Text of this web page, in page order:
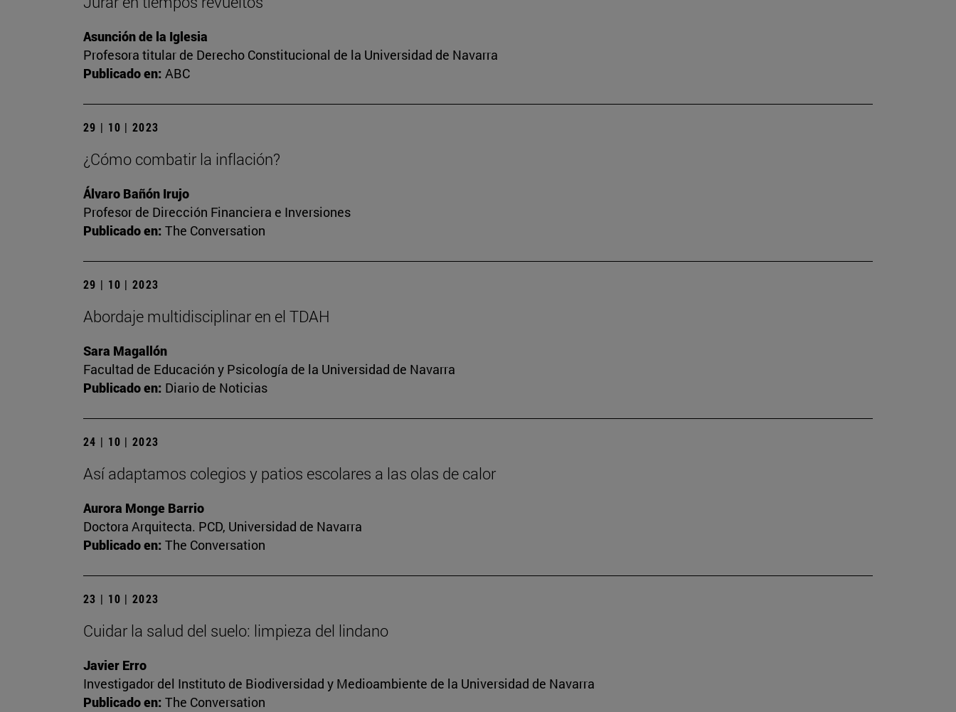
Asunción de la Iglesia
Profesora titular de Derecho Constitucional de la Universidad de Navarra
Publicado en: ABC
29 | 10 | 2023
¿Cómo combatir la inflación?
Álvaro Bañón Irujo
Profesor de Dirección Financiera e Inversiones
Publicado en: The Conversation
29 | 10 | 2023
Abordaje multidisciplinar en el TDAH
Sara Magallón
Facultad de Educación y Psicología de la Universidad de Navarra
Publicado en: Diario de Noticias
24 | 10 | 2023
Así adaptamos colegios y patios escolares a las olas de calor
Aurora Monge Barrio
Doctora Arquitecta. PCD, Universidad de Navarra
Publicado en: The Conversation
23 | 10 | 2023
Cuidar la salud del suelo: limpieza del lindano
Javier Erro
Investigador del Instituto de Biodiversidad y Medioambiente de la Universidad de Navarra
Publicado en: The Conversation